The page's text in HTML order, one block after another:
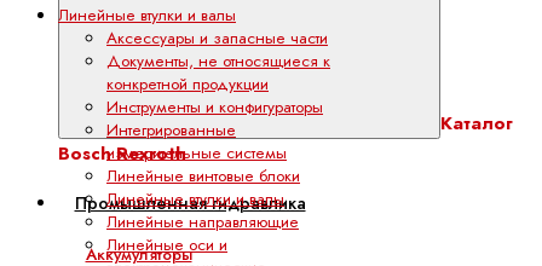
Каталог
Bosch Rexroth
Промышленная гидравлика
Аккумуляторы
Линейные втулки и валы
Аксессуары и запасные части
Документы, не относящиеся к
конкретной продукции
Инструменты и конфигураторы
Интегрированные
измерительные системы
Линейные винтовые блоки
Линейные втулки и валы
Линейные направляющие
Линейные оси и